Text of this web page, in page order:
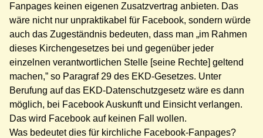
Fanpages keinen eigenen Zusatzvertrag anbieten. Das
wäre nicht nur unpraktikabel für Facebook, sondern würde
auch das Zugeständnis bedeuten, dass man „im Rahmen
dieses Kirchengesetzes bei und gegenüber jeder
einzelnen verantwortlichen Stelle [seine Rechte] geltend
machen,” so Paragraf 29 des EKD-Gesetzes. Unter
Berufung auf das EKD-Datenschutzgesetz wäre es dann
möglich, bei Facebook Auskunft und Einsicht verlangen.
Das wird Facebook auf keinen Fall wollen.
Was bedeutet dies für kirchliche Facebook-Fanpages?